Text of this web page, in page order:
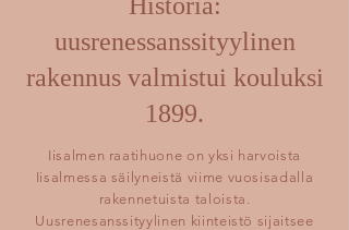
uusrenessanssityylinen
rakennus valmistui kouluksi
1899.
Iisalmen raatihuone on yksi harvoista
Iisalmessa säilyneistä viime vuosisadalla
rakennetuista taloista.
Uusrenesanssityylinen kiinteistö sijaitsee